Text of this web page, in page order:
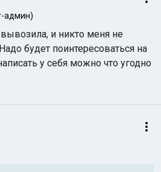
админ)
и никто меня не
будет поинтересоваться на
у себя можно что угодно